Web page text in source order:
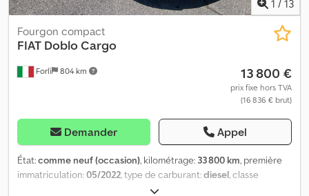
1 / 13
Forlì 804 km
Fourgon compact
FIAT Doblo Cargo
13 800 €
prix fixe hors TVA
(16 836 € brut)
Demander Appel
État:comme neuf (occasion), kilométrage: 33 800 km, première
immatriculation:05/2022, type de carburant:diesel, classe
, FIAT DOBLÒ 1.6 MTJ2 CARGO SX Mise en